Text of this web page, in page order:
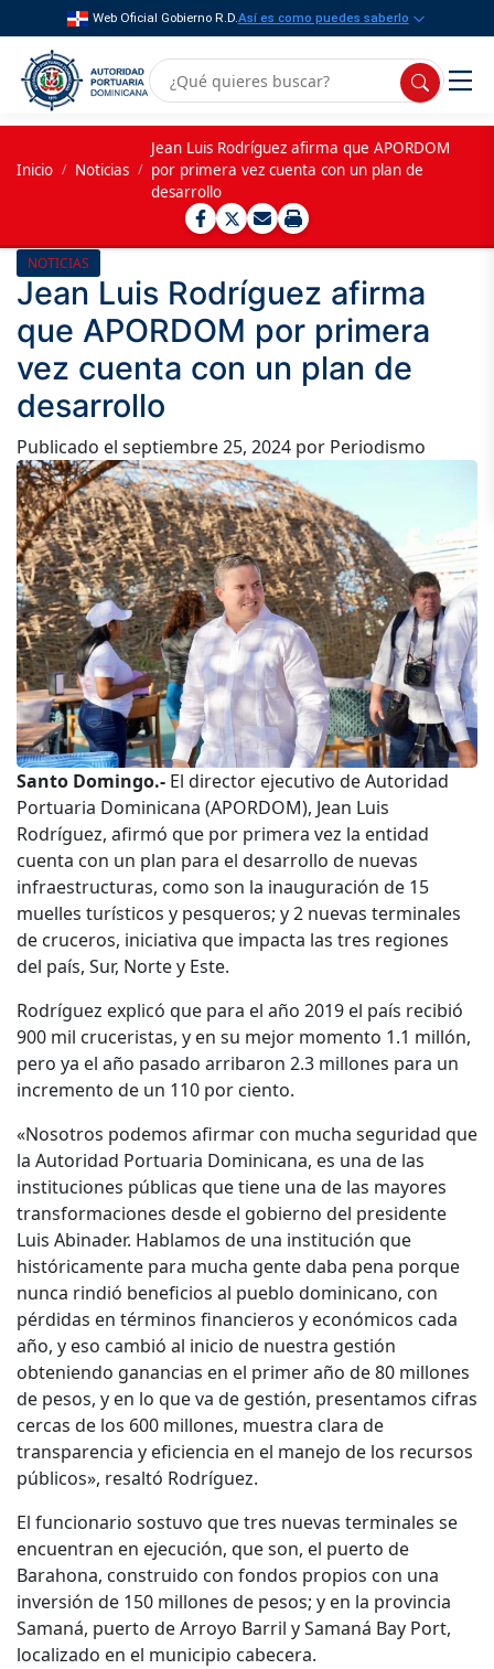
Web Oficial Gobierno R.D.Así es como puedes saberlo
Inicio / Noticias /
Jean Luis Rodríguez afirma que APORDOM
por primera vez cuenta con un plan de
desarrollo
NOTICIAS
Jean Luis Rodríguez afirma
que APORDOM por primera
vez cuenta con un plan de
desarrollo
Publicado el septiembre 25, 2024 por Periodismo
Santo Domingo.- El director ejecutivo de Autoridad
Portuaria Dominicana (APORDOM), Jean Luis
Rodríguez, afirmó que por primera vez la entidad
cuenta con un plan para el desarrollo de nuevas
infraestructuras, como son la inauguración de 15
muelles turísticos y pesqueros; y 2 nuevas terminales
de cruceros, iniciativa que impacta las tres regiones
del país, Sur, Norte y Este.
Rodríguez explicó que para el año 2019 el país recibió
900 mil cruceristas, y en su mejor momento 1.1 millón,
pero ya el año pasado arribaron 2.3 millones para un
incremento de un 110 por ciento.
«Nosotros podemos afirmar con mucha seguridad que
la Autoridad Portuaria Dominicana, es una de las
instituciones públicas que tiene una de las mayores
transformaciones desde el gobierno del presidente
Luis Abinader. Hablamos de una institución que
históricamente para mucha gente daba pena porque
nunca rindió beneficios al pueblo dominicano, con
pérdidas en términos financieros y económicos cada
año, y eso cambió al inicio de nuestra gestión
obteniendo ganancias en el primer año de 80 millones
de pesos, y en lo que va de gestión, presentamos cifras
cercas de los 600 millones, muestra clara de
transparencia y eficiencia en el manejo de los recursos
públicos», resaltó Rodríguez.
El funcionario sostuvo que tres nuevas terminales se
encuentran en ejecución, que son, el puerto de
Barahona, construido con fondos propios con una
inversión de 150 millones de pesos; y en la provincia
Samaná, puerto de Arroyo Barril y Samaná Bay Port,
localizado en el municipio cabecera.